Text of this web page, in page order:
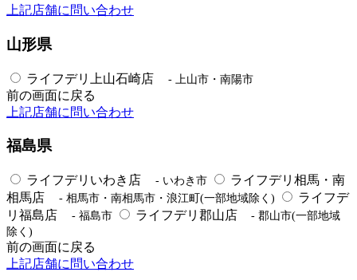
上記店舗に問い合わせ
山形県
ライフデリ上山石崎店 - 上山市・南陽市
前の画面に戻る
上記店舗に問い合わせ
福島県
ライフデリいわき店 - いわき市
ライフデリ相馬・南
相馬店
- 相馬市・南相馬市・浪江町(一部地域除く)
ライフデ
リ福島店
- 福島市 ライフデリ郡山店
- 郡山市(一部地域
除く)
前の画面に戻る
上記店舗に問い合わせ